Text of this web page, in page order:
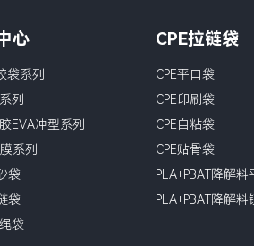
心
袋系列
列
EVA冲型系列
系列
袋
袋
袋
CPE拉链袋
CPE平口袋
CPE印刷袋
CPE自粘袋
CPE贴骨袋
PLA+PBAT降解
PLA+PBAT降解